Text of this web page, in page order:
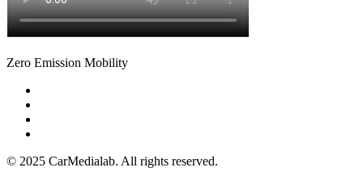
Zero Emission Mobility
© 2025 CarMedialab. All rights reserved.